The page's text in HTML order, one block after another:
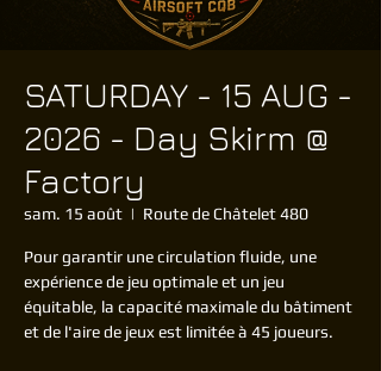
SATURDAY - 15 AUG -
2026 - Day Skirm @
Factory
sam. 15 août
  |
Route de Châtelet 480
Pour garantir une circulation fluide, une
expérience de jeu optimale et un jeu
équitable, la capacité maximale du bâtiment
et de l'aire de jeux est limitée à 45 joueurs.